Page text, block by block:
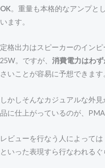
OK。重量も本格的なアンプと
います。
定格出力はスピーカーのイン
25W。ですが、 消費電力はわ
さいことが容易に予想できます
しかしそんなカジュアルな外
品に仕上がっているのが、
レビューを行なう人によって
といった表現すら行なわれるぐ